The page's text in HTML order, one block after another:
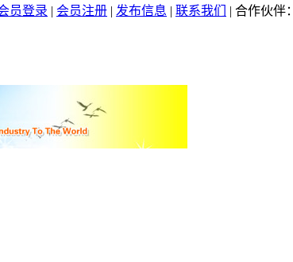
员登录 | 会员注册 | 发布信息 | 联系我们 | 合作伙伴：